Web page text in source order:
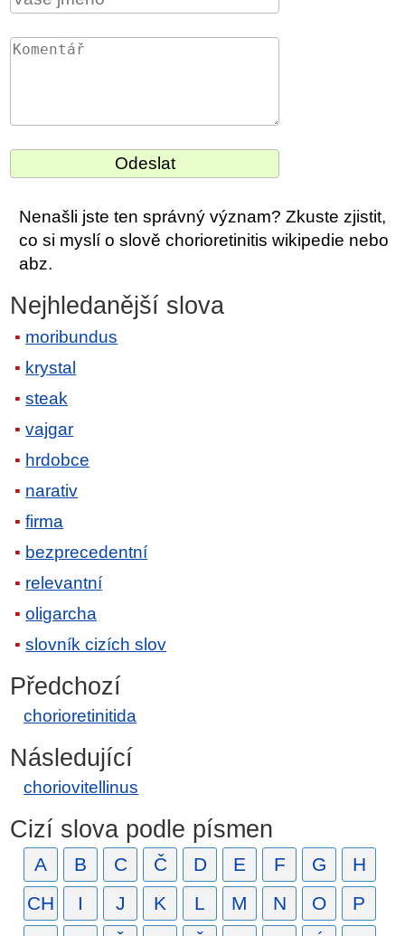
Nenašli jste ten správný význam? Zkuste zjistit,
co si myslí o slově chorioretinitis wikipedie nebo
abz.
Nejhledanější slova
moribundus
krystal
steak
vajgar
hrdobce
narativ
firma
bezprecedentní
relevantní
oligarcha
slovník cizích slov
Předchozí
chorioretinitida
Následující
choriovitellinus
Cizí slova podle písmen
A B C Č D E F G
H
CH
I J K L M N O
P